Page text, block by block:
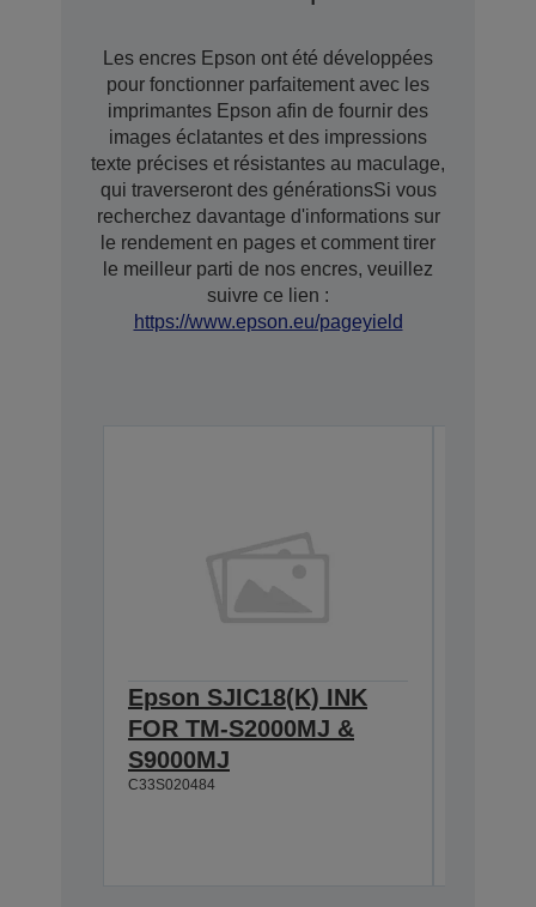
Les encres Epson ont été développées
pour fonctionner parfaitement avec les
imprimantes Epson afin de fournir des
images éclatantes et des impressions
texte précises et résistantes au maculage,
qui traverseront des générationsSi vous
recherchez davantage d'informations sur
le rendement en pages et comment tirer
le meilleur parti de nos encres, veuillez
suivre ce lien :
https://www.epson.eu/pageyield
Epson SJIC18(K) INK
FOR TM-S2000MJ &
S9000MJ
C33S020484